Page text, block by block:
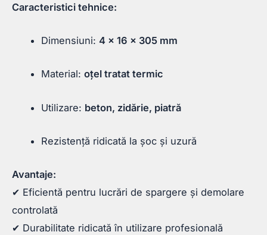
Caracteristici tehnice:
Dimensiuni:4 x 16 x 305 mm
Material:oțel tratat termic
Utilizare: beton, zidărie, piatră
Rezistență ridicată la șoc și uzură
Avantaje:
✔ Eficientă pentru lucrări de spargere și demolare
controlată
✔ Durabilitate ridicată în utilizare profesională